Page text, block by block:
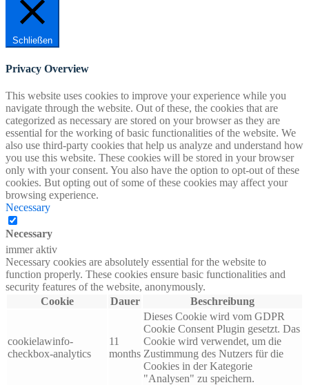
Schließen
Privacy Overview
This website uses cookies to improve your experience while you
navigate through the website. Out of these, the cookies that are
categorized as necessary are stored on your browser as they are
essential for the working of basic functionalities of the website. We
also use third-party cookies that help us analyze and understand how
you use this website. These cookies will be stored in your browser
only with your consent. You also have the option to opt-out of these
cookies. But opting out of some of these cookies may affect your
browsing experience.
Necessary
Necessary
immer aktiv
Necessary cookies are absolutely essential for the website to
function properly. These cookies ensure basic functionalities and
security features of the website, anonymously.
Cookie
Dauer Beschreibung
cookielawinfo-
checkbox-analytics
11
months
Dieses Cookie wird vom GDPR
Cookie Consent Plugin gesetzt. Das
Cookie wird verwendet, um die
Zustimmung des Nutzers für die
Cookies in der Kategorie
"Analysen" zu speichern.